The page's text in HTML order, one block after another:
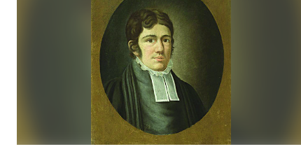
Dossier
Génération réveil
Monde
Publireportage
Relations